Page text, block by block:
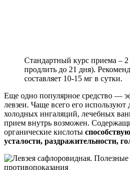
Стандартный курс приема –
продлить до 21 дня).
составляет 10-15 мг в сутки.
Еще одно популярное средство —
левзеи. Чаще всего его используют
холодных ингаляций, лечебных
прием внутрь возможен.
органические кислоты
усталости, раздражительности,